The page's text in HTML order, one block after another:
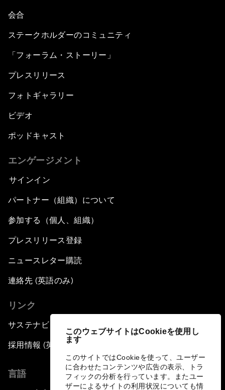
このウェブサイトはCookieを使用し
ます
このサイトではCookieを使って、ユーザー
に合わせたコンテンツや広告の表示、トラ
フィックの分析を行っています。またユー
ザーによるサイトの利用状況についても情
会合
ステークホルダーのコミュニティ
「フォーラム・ストーリー」
プレスリリース
フォトギャラリー
ビデオ
ポッドキャスト
エンゲージメント
サインイン
パートナー（組織）について
参加する（個人、組織）
プレスリリース登録
ニュースレター購読
連絡先 (英語のみ)
リンク
サステナビリティへの取り組み
採用情報 (英語のみ)
言語